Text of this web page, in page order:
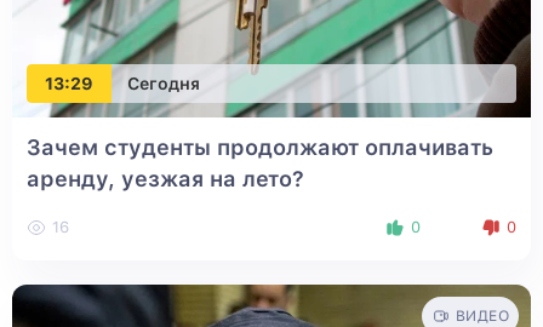
13:29 Сегодня
Зачем студенты продолжают оплачивать
аренду, уезжая на лето?
16 0 0
ВИДЕО